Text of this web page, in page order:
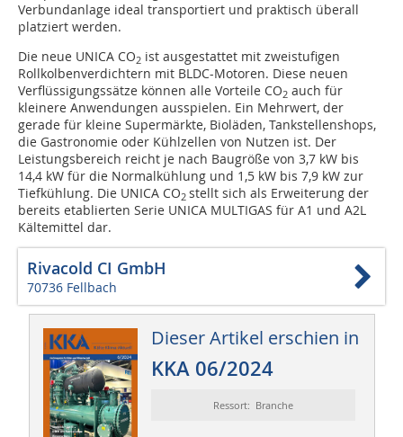
Verbundanlage ideal transportiert und praktisch überall
platziert werden.
Die neue UNICA CO2 ist ausgestattet mit zweistufigen
Rollkolbenverdichtern mit BLDC-Motoren. Diese neuen
Verflüssigungssätze können alle Vorteile CO2 auch für
kleinere Anwendungen ausspielen. Ein Mehrwert, der
gerade für kleine Supermärkte, Bioläden, Tankstellenshops,
die Gastronomie oder Kühlzellen von Nutzen ist. Der
Leistungsbereich reicht je nach Baugröße von 3,7 kW bis
14,4 kW für die Normalkühlung und 1,5 kW bis 7,9 kW zur
Tiefkühlung. Die UNICA CO2 stellt sich als Erweiterung der
bereits etablierten Serie UNICA MULTIGAS für A1 und A2L
Kältemittel dar.
Rivacold CI GmbH
70736 Fellbach
Dieser Artikel erschien in
KKA 06/2024
Ressort: Branche